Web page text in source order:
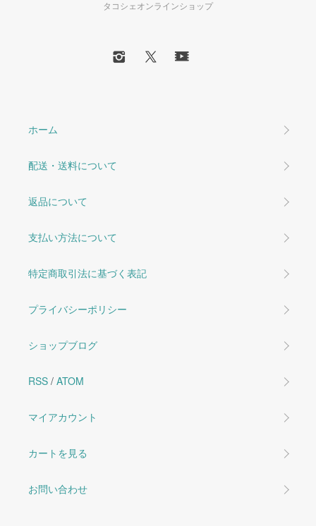
タコシェオンラインショップ
ホーム
配送・送料について
返品について
支払い方法について
特定商取引法に基づく表記
プライバシーポリシー
ショップブログ
RSS / ATOM
マイアカウント
カートを見る
お問い合わせ